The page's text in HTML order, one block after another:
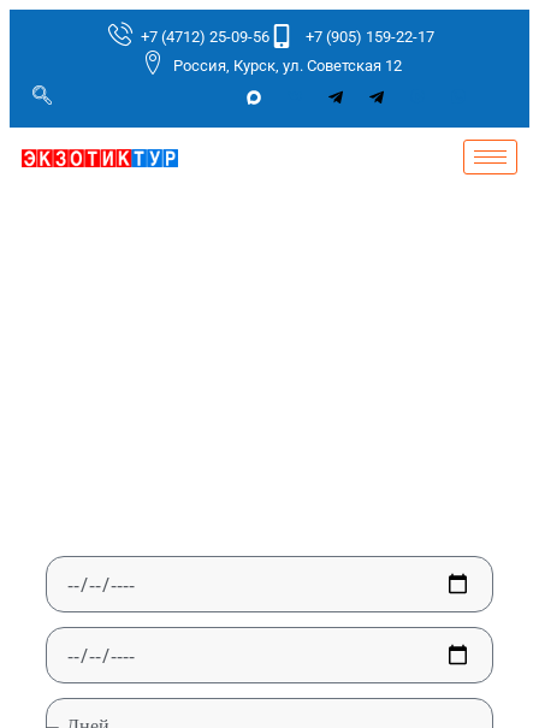
+7 (4712) 25-09-56
+7 (905) 159-22-17
Россия, Курск, ул. Советская 12